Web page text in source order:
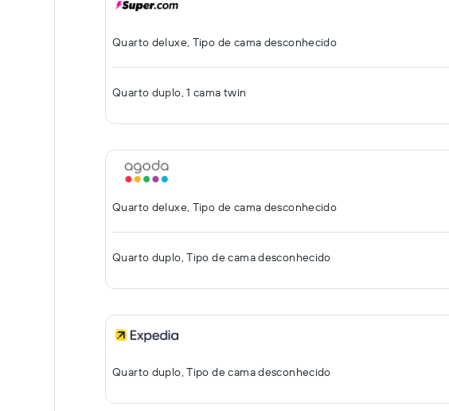
Quarto deluxe, Tipo de cama desconhecido
Quarto duplo, 1 cama twin
Quarto deluxe, Tipo de cama desconhecido
Quarto duplo, Tipo de cama desconhecido
Quarto duplo, Tipo de cama desconhecido